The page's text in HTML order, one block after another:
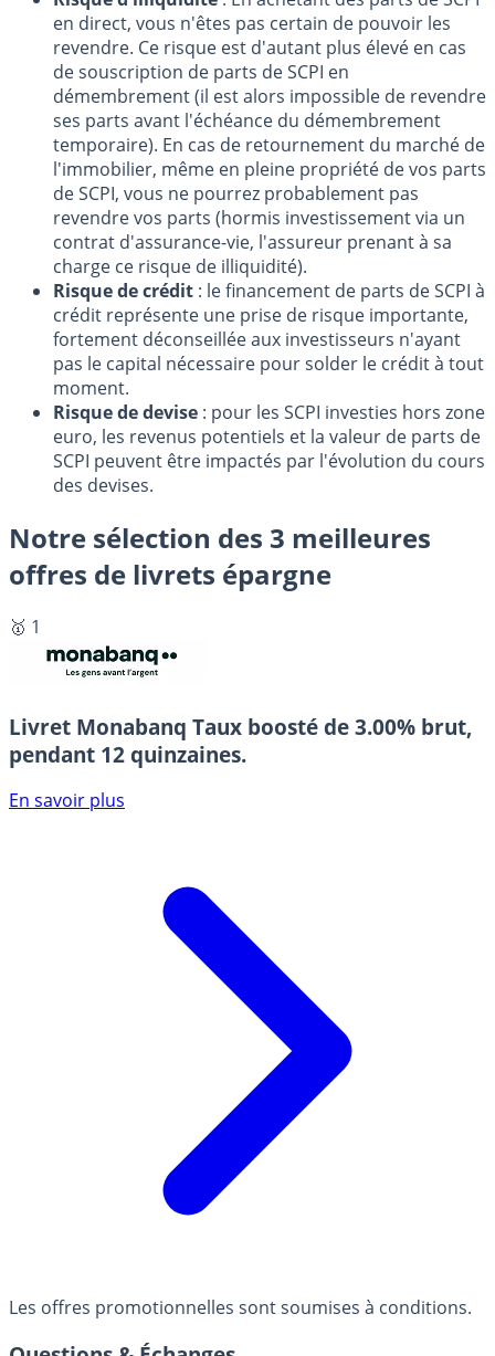
en direct, vous n'êtes pas certain de pouvoir les
revendre. Ce risque est d'autant plus élevé en cas
de souscription de parts de SCPI en
démembrement (il est alors impossible de revendre
ses parts avant l'échéance du démembrement
temporaire). En cas de retournement du marché de
l'immobilier, même en pleine propriété de vos parts
de SCPI, vous ne pourrez probablement pas
revendre vos parts (hormis investissement via un
contrat d'assurance-vie, l'assureur prenant à sa
charge ce risque de illiquidité).
Risque de crédit : le financement de parts de SCPI à
crédit représente une prise de risque importante,
fortement déconseillée aux investisseurs n'ayant
pas le capital nécessaire pour solder le crédit à tout
moment.
Risque de devise : pour les SCPI investies hors zone
euro, les revenus potentiels et la valeur de parts de
SCPI peuvent être impactés par l'évolution du cours
des devises.
Notre sélection des 3 meilleures
offres de livrets épargne
🥇 1
Livret Monabanq Taux boosté de 3.00% brut,
pendant 12 quinzaines.
En savoir plus
Les offres promotionnelles sont soumises à conditions.